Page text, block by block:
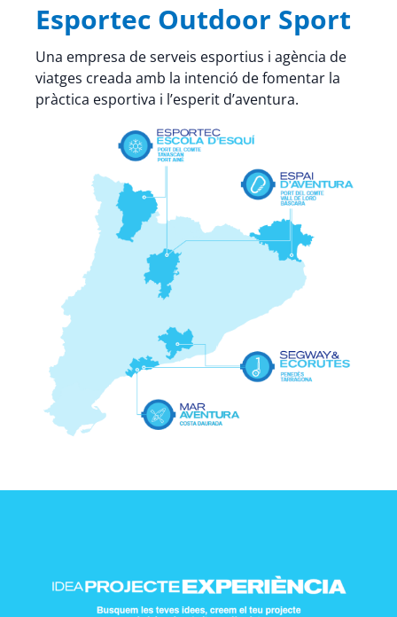
Esportec Outdoor Sport
Una empresa de serveis esportius i agència de
viatges creada amb la intenció de fomentar la
pràctica esportiva i l’esperit d’aventura.